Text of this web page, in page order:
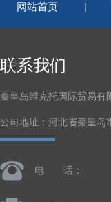
网站首页 |
联系我们
秦皇岛维克托国际贸易有
公司地址：河北省秦皇岛
电 话：